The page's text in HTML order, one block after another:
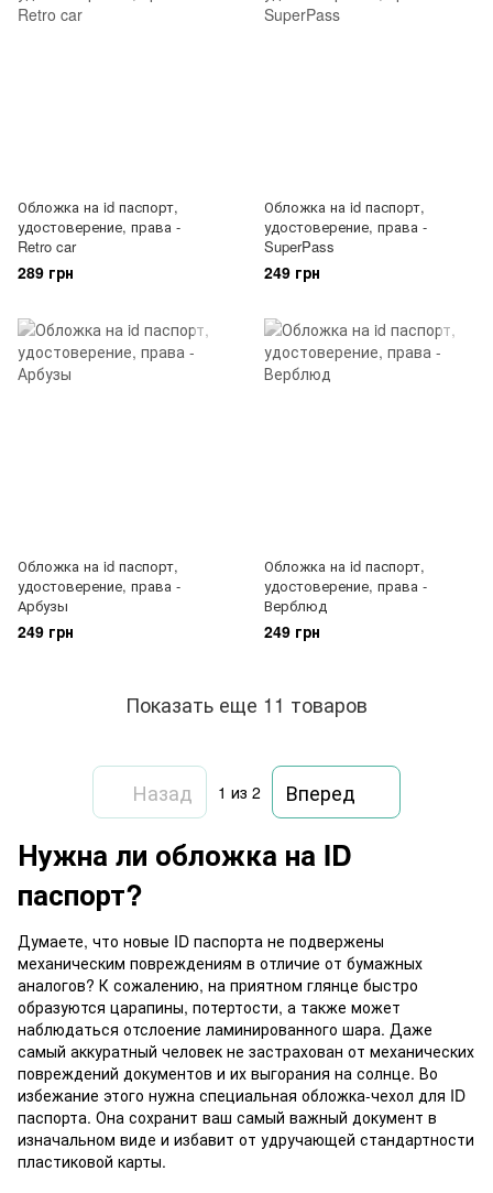
Обложка на id паспорт,
удостоверение, права -
Retro car
289 грн
Обложка на id паспорт,
удостоверение, права -
SuperPass
249 грн
Обложка на id паспорт,
удостоверение, права -
Арбузы
249 грн
Обложка на id паспорт,
удостоверение, права -
Верблюд
249 грн
Показать еще 11 товаров
Назад 1 из 2 Вперед
Нужна ли обложка на ID
паспорт?
Думаете, что новые ID паспорта не подвержены
механическим повреждениям в отличие от бумажных
аналогов? К сожалению, на приятном глянце быстро
образуются царапины, потертости, а также может
наблюдаться отслоение ламинированного шара. Даже
самый аккуратный человек не застрахован от механических
повреждений документов и их выгорания на солнце. Во
избежание этого нужна специальная обложка-чехол для ID
паспорта. Она сохранит ваш самый важный документ в
изначальном виде и избавит от удручающей стандартности
пластиковой карты.